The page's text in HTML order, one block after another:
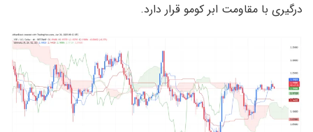
درگیری با مقاومت ابر کومو قرار دارد.